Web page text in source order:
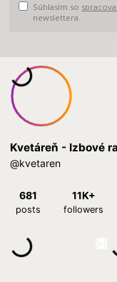
Súhlasím so
newslettera.